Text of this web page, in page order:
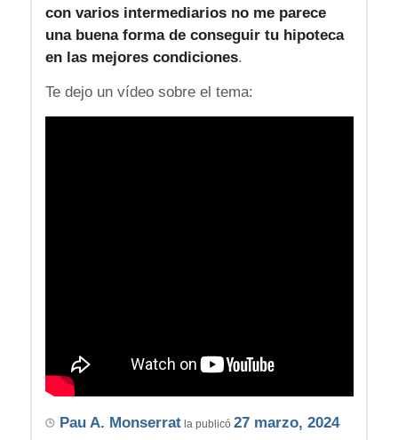
con varios intermediarios no me parece
una buena forma de conseguir tu hipoteca
en las mejores condiciones.
Te dejo un vídeo sobre el tema:
Pau A. Monserratla publicó 27 marzo, 2024